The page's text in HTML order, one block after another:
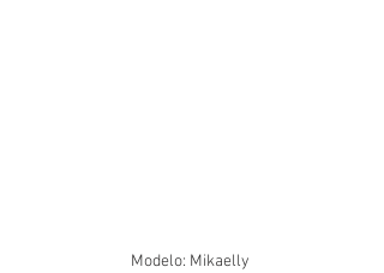
Modelo: Mikaelly